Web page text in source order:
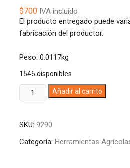
$700IVA incluído
El producto entregado puede
fabricación del productor.
Peso: 0.0117kg
1546 disponibles
SOGA
MATIZADA
X
MTS
Añadir al carrito
SKU: 9290
Categoría: Herramientas